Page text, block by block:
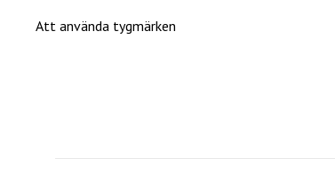
Att använda tygmärken